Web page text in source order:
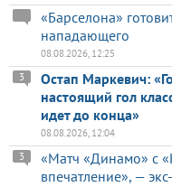
«Барселона»
нападающего
08.08.2026, 12:25
Остап Маркевич:
настоящий гол
идет до конца»
3
08.08.2026, 12:04
«Матч «Динамо» с
впечатление», —
3